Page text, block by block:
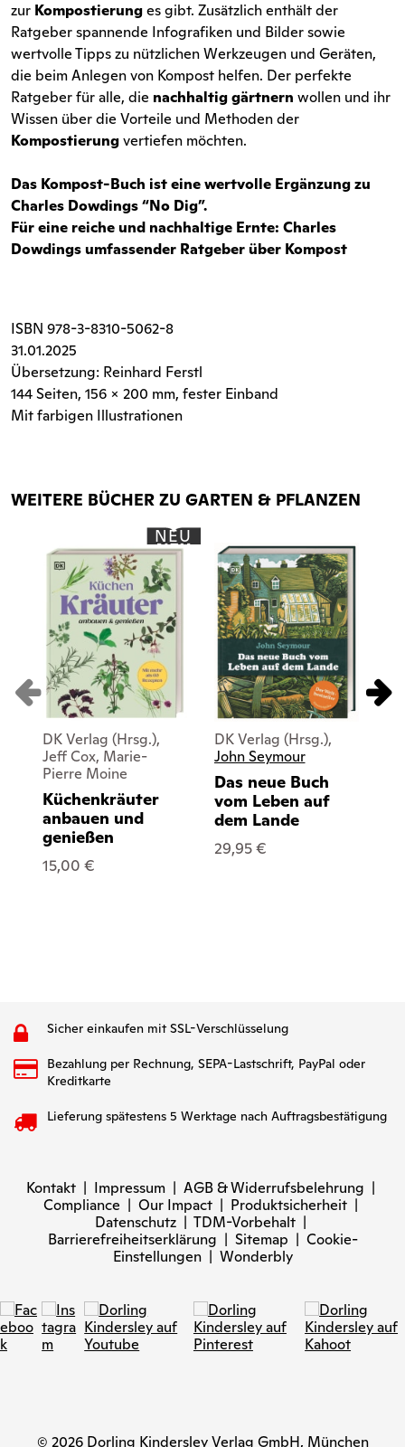
zur Kompostierunges gibt. Zusätzlich enthält der
Ratgeber spannende Infografiken und Bilder sowie
wertvolle Tipps zu nützlichen Werkzeugen und Geräten,
die beim Anlegen von Kompost helfen. Der perfekte
Ratgeber für alle, die nachhaltig gärtnern wollen und ihr
Wissen über die Vorteile und Methoden der
Kompostierungvertiefen möchten.
Das Kompost-Buch ist eine wertvolle Ergänzung zu
Charles Dowdings “No Dig”.
Für eine reiche und nachhaltige Ernte: Charles
Dowdings umfassender Ratgeber über Kompost
ISBN 978-3-8310-5062-8
31.01.2025
Übersetzung: Reinhard Ferstl
144 Seiten, 156 x 200 mm, fester Einband
Mit farbigen Illustrationen
WEITERE BÜCHER ZU GARTEN & PFLANZEN
NEU
DK Verlag (Hrsg.),
Jeff Cox, Marie-
Pierre Moine
Küchenkräuter
anbauen und
genießen
15,00 €
DK Verlag (Hrsg.),
John Seymour
Das neue Buch
vom Leben auf
dem Lande
29,95 €
Sicher einkaufen mit SSL-Verschlüsselung
Bezahlung per Rechnung, SEPA-Lastschrift, PayPal oder
Kreditkarte
Lieferung spätestens 5 Werktage nach Auftragsbestätigung
Kontakt | Impressum | AGB & Widerrufsbelehrung |
Compliance | Our Impact | Produktsicherheit |
Datenschutz | TDM-Vorbehalt |
Barrierefreiheitserklärung | Sitemap | Cookie-
Einstellungen| Wonderbly
© 2026 Dorling Kindersley Verlag GmbH, München